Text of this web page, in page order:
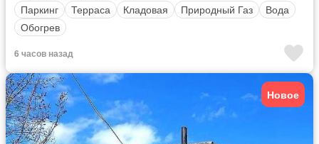
Паркинг
Терраса Кладовая Природный Газ
Вода
Обогрев
6 часов назад
Новое